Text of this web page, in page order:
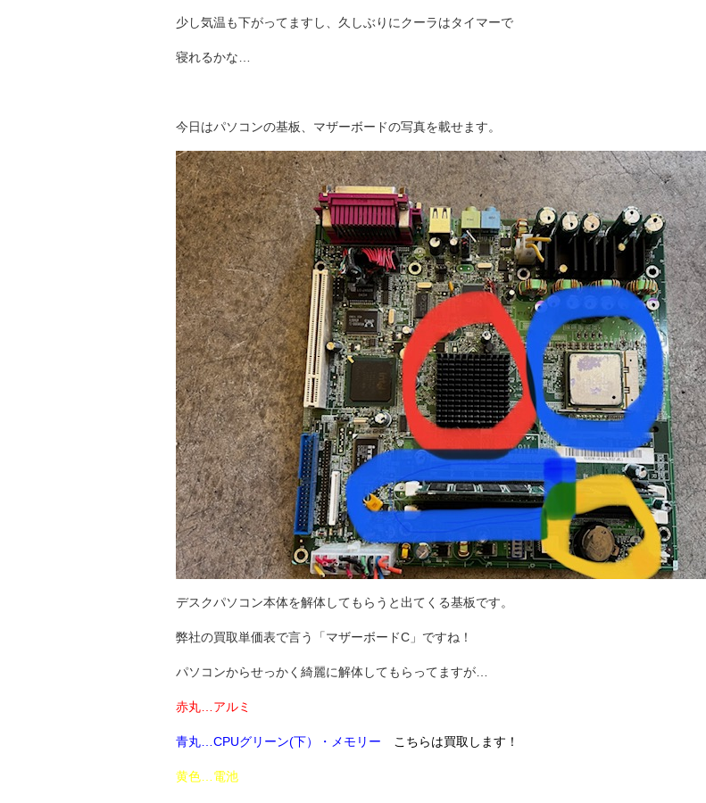
少し気温も下がってますし、久しぶりにクーラはタイマーで
寝れるかな…
今日はパソコンの基板、マザーボードの写真を載せます。
デスクパソコン本体を解体してもらうと出てくる基板です。
弊社の買取単価表で言う「マザーボードC」ですね！
パソコンからせっかく綺麗に解体してもらってますが…
赤丸…アルミ
青丸…CPUグリーン(下）・メモリー こちらは買取します！
黄色…電池